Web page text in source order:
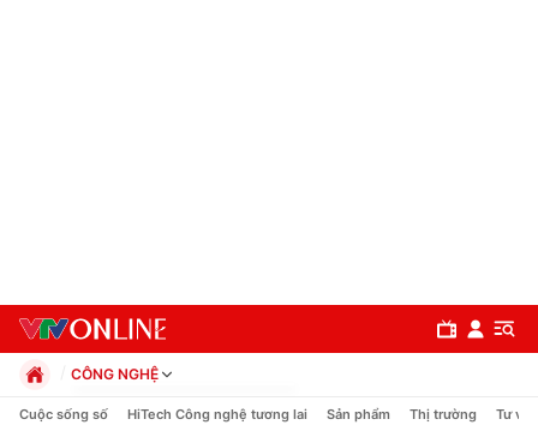
CÔNG NGHỆ
Chính trị
Cuộc sống số HiTech Công nghệ tương lai Sản phẩm Thị trường Tư vấn